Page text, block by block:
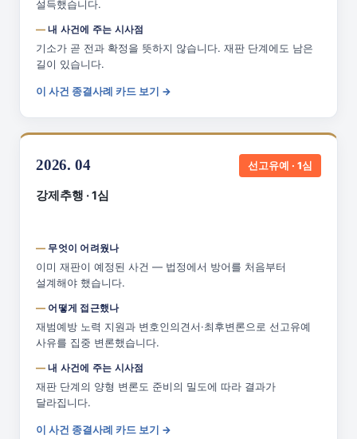
설득했습니다.
내 사건에 주는 시사점
기소가 곧 전과 확정을 뜻하지 않습니다. 재판 단계에도 남은
길이 있습니다.
이 사건 종결사례 카드 보기 →
2026. 04 선고유예 · 1심
강제추행 · 1심
무엇이 어려웠나
이미 재판이 예정된 사건 — 법정에서 방어를 처음부터
설계해야 했습니다.
어떻게 접근했나
재범예방 노력 지원과 변호인의견서·최후변론으로 선고유예
사유를 집중 변론했습니다.
내 사건에 주는 시사점
재판 단계의 양형 변론도 준비의 밀도에 따라 결과가
달라집니다.
이 사건 종결사례 카드 보기 →